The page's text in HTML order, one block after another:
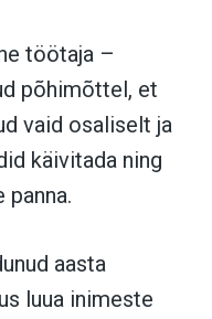
töötaja –
põhimõttel, et
vaid osaliselt ja
käivitada ning
aasta
luua inimeste